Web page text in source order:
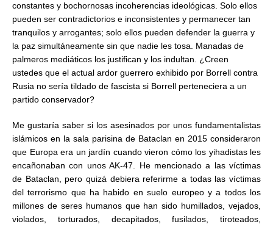
constantes y bochornosas incoherencias ideológicas. Solo ellos
pueden ser contradictorios e inconsistentes y permanecer tan
tranquilos y arrogantes; solo ellos pueden defender la guerra y
la paz simultáneamente sin que nadie les tosa. Manadas de
palmeros mediáticos los justifican y los indultan. ¿Creen
ustedes que el actual ardor guerrero exhibido por Borrell contra
Rusia no sería tildado de fascista si Borrell perteneciera a un
partido conservador?
Me gustaría saber si los asesinados por unos fundamentalistas
islámicos en la sala parisina de Bataclan en 2015 consideraron
que Europa era un jardín cuando vieron cómo los yihadistas les
encañonaban con unos AK-47. He mencionado a las víctimas
de Bataclan, pero quizá debiera referirme a todas las víctimas
del terrorismo que ha habido en suelo europeo y a todos los
millones de seres humanos que han sido humillados, vejados,
violados, torturados, decapitados, fusilados, tiroteados,